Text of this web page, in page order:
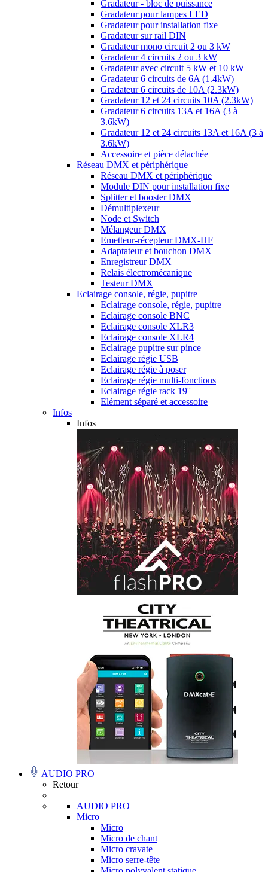
Gradateur - bloc de puissance
Gradateur pour lampes LED
Gradateur pour installation fixe
Gradateur sur rail DIN
Gradateur mono circuit 2 ou 3 kW
Gradateur 4 circuits 2 ou 3 kW
Gradateur avec circuit 5 kW et 10 kW
Gradateur 6 circuits de 6A (1.4kW)
Gradateur 6 circuits de 10A (2.3kW)
Gradateur 12 et 24 circuits 10A (2.3kW)
Gradateur 6 circuits 13A et 16A (3 à
3.6kW)
Gradateur 12 et 24 circuits 13A et 16A (3 à
3.6kW)
Accessoire et pièce détachée
Réseau DMX et périphérique
Réseau DMX et périphérique
Module DIN pour installation fixe
Splitter et booster DMX
Démultiplexeur
Node et Switch
Mélangeur DMX
Emetteur-récepteur DMX-HF
Adaptateur et bouchon DMX
Enregistreur DMX
Relais électromécanique
Testeur DMX
Eclairage console, régie, pupitre
Eclairage console, régie, pupitre
Eclairage console BNC
Eclairage console XLR3
Eclairage console XLR4
Eclairage pupitre sur pince
Eclairage régie USB
Eclairage régie à poser
Eclairage régie multi-fonctions
Eclairage régie rack 19''
Elément séparé et accessoire
Infos
Infos
AUDIO PRO
Retour
AUDIO PRO
Micro
Micro
Micro de chant
Micro cravate
Micro serre-tête